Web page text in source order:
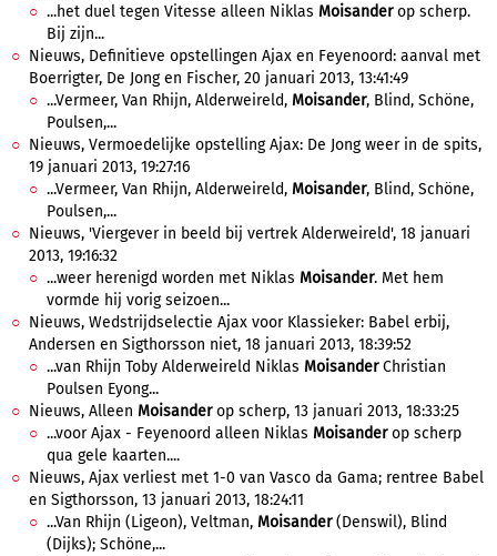
...het duel tegen Vitesse alleen Niklas Moisanderop scherp.
Bij zijn...
Nieuws, Definitieve opstellingen Ajax en Feyenoord: aanval met
Boerrigter, De Jong en Fischer, 20 januari 2013, 13:41:49
...Vermeer, Van Rhijn, Alderweireld, Moisander, Blind, Schöne,
Poulsen,...
Nieuws, Vermoedelijke opstelling Ajax: De Jong weer in de spits,
19 januari 2013, 19:27:16
...Vermeer, Van Rhijn, Alderweireld, Moisander, Blind, Schöne,
Poulsen,...
Nieuws, 'Viergever in beeld bij vertrek Alderweireld', 18 januari
2013, 19:16:32
...weer herenigd worden met Niklas Moisander. Met hem
vormde hij vorig seizoen...
Nieuws, Wedstrijdselectie Ajax voor Klassieker: Babel erbij,
Andersen en Sigthorsson niet, 18 januari 2013, 18:39:52
...van Rhijn Toby Alderweireld Niklas MoisanderChristian
Poulsen Eyong...
Nieuws, Alleen Moisanderop scherp, 13 januari 2013, 18:33:25
...voor Ajax - Feyenoord alleen Niklas Moisanderop scherp
qua gele kaarten....
Nieuws, Ajax verliest met 1-0 van Vasco da Gama; rentree Babel
en Sigthorsson, 13 januari 2013, 18:24:11
...Van Rhijn (Ligeon), Veltman, Moisander(Denswil), Blind
(Dijks); Schöne,...